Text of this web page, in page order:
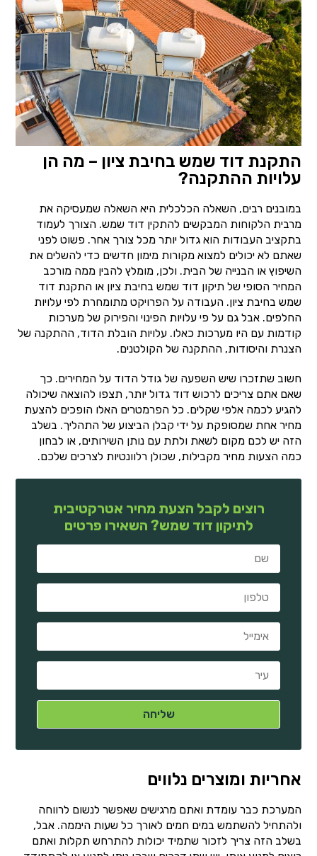
התקנת דוד שמש בחיבת ציון – מה הן
עלויות ההתקנה?
במובנים רבים, השאלה הכלכלית היא השאלה שמעסיקה את
מרבית הלקוחות המבקשים להתקין דוד שמש. הצורך לעמוד
בתקציב העבודות הוא גדול יותר מכל צורך אחר. פשוט לפני
שאתם לא יכולים למצוא מקורות מימון חדשים כדי להשלים את
השיפוץ או הבנייה של הבית. ולכן, מומלץ להבין ממה מורכב
המחיר הסופי של תיקון דוד שמש בחיבת ציון או התקנת דוד
שמש בחיבת ציון. העבודה על הפרויקט מתומחרת לפי עלויות
החלפים. אבל גם על פי עלויות הפינוי והפירוק של מערכות
קודמות עם היו מערכות כאלו. עלויות הובלת הדוד, ההתקנה של
הצנרת והיסודות, ההתקנה של הקולטנים.
חשוב שתזכרו שיש השפעה של גודל הדוד על המחירים. כך
שאם אתם צריכים לרכוש דוד גדול יותר, תצפו להוצאה שיכולה
להגיע לכמה אלפי שקלים. כל הפרמטרים האלו הופכים להצעת
מחיר אחת שמסופקת על ידי קבלן הביצוע של התהליך. בשלב
הזה יש לכם מקום לשאת ולתת עם נותן השירותים, או לבחון
כמה הצעות מחיר מקבילות, שכולן רלוונטיות לצרכים שלכם.
רוצים לקבל הצעת מחיר אטרקטיבית
לתיקון דוד שמש? השאירו פרטים
אחריות ומוצרים נלווים
המערכת כבר עומדת ואתם מרגישים שאפשר לנשום לרווחה
ולהתחיל להשתמש במים חמים לאורך כל שעות היממה. אבל,
בשלב הזה צריך לזכור שתמיד יכולות להתרחש תקלות ואתם